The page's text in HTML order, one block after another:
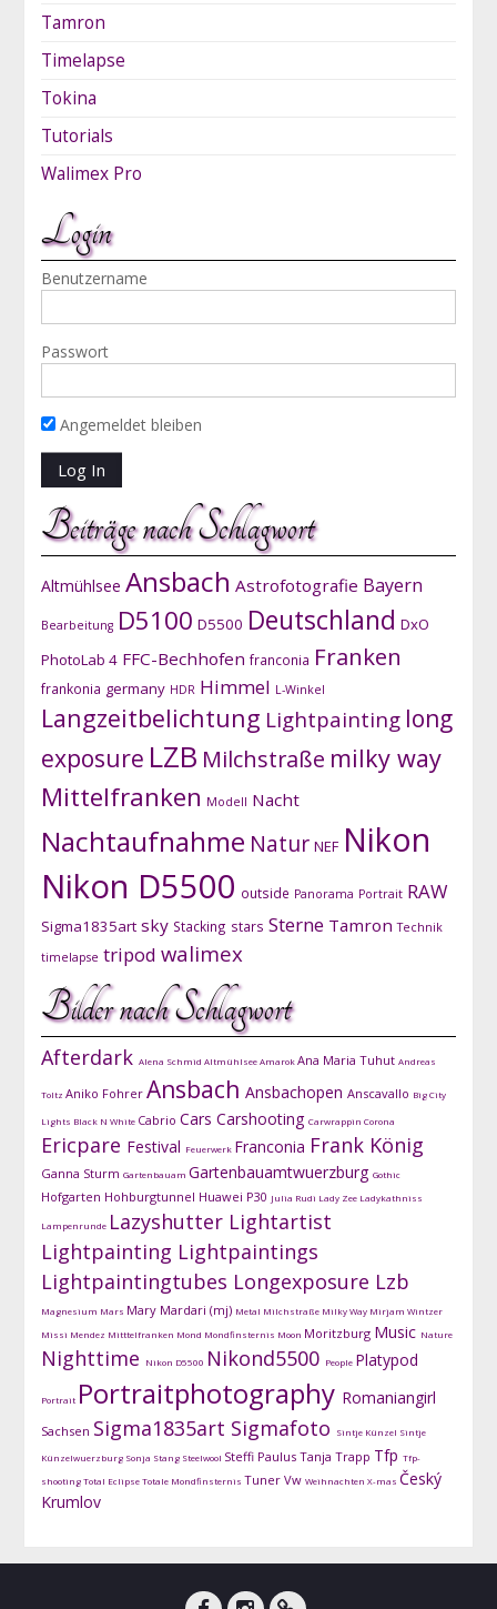
Tamron
Timelapse
Tokina
Tutorials
Walimex Pro
Login
Benutzername
Passwort
Angemeldet bleiben
Beiträge nach Schlagwort
Altmühlsee Ansbach Astrofotografie Bayern
Bearbeitung D5100 D5500 Deutschland DxO
PhotoLab 4 FFC-Bechhofen franconia Franken
frankonia germany HDR Himmel L-Winkel
Langzeitbelichtung Lightpainting long
exposure LZB Milchstraße milky way
Mittelfranken Modell Nacht
Nachtaufnahme Natur NEF Nikon
Nikon D5500 outside Panorama Portrait RAW
Sigma1835art sky Stacking stars Sterne Tamron Technik
timelapse tripod walimex
Bilder nach Schlagwort
Afterdark Alena Schmid AltmühlseeAmarokAna Maria Tuhut Andreas
Toltz Aniko Fohrer Ansbach Ansbachopen Anscavallo Big City
Lights Black N White Cabrio Cars Carshooting Carwrappin Corona
Ericpare Festival Feuerwerk Franconia Frank König
Ganna Sturm Gartenbauam Gartenbauamtwuerzburg Gothic
Hofgarten Hohburgtunnel Huawei P30 Julia Rudi Lady Zee Ladykathniss
Lampenrunde Lazyshutter Lightartist
Lightpainting Lightpaintings
Lightpaintingtubes Longexposure Lzb
Magnesium Mars Mary Mardari (mj) Metal Milchstraße Milky Way Mirjam Wintzer
Missi Mendez Mitttelfranken Mond Mondfinsternis Moon Moritzburg Music Nature
Nighttime Nikon D5500 Nikond5500 People Platypod
Portrait Portraitphotography Romaniangirl
Sachsen Sigma1835art Sigmafoto Sintje Künzel Sintje
Künzelwuerzburg Sonja Stang Steelwool Steffi Paulus Tanja Trapp Tfp Tfp-
shootingTotal EclipseTotale Mondfinsternis Tuner Vw Weihnachten X-mas Český
Krumlov